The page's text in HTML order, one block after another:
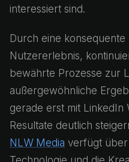
interessiert sind.
Durch eine
Nutzererlebnis,
bewährte Prozesse zur
außergewöhnliche
gerade erst mit
Resultate deutlich
NLW Media verfügt über